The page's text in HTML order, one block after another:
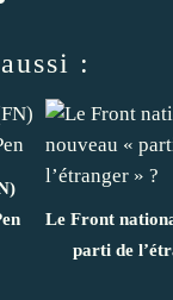
:
Le Front
parti de